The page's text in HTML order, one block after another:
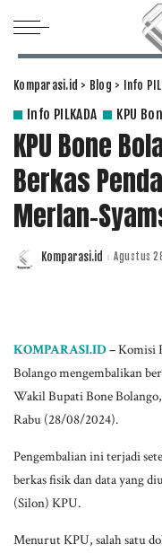
Komparasi.id > Blog > Info
Info PILKADA KPU
KPU Bone
Berkas
Merlan-
Posted
Komparasi.id Agustus
KOMPARASI.ID–Komisi
Bolango mengembalikan
Wakil Bupati Bone
Rabu (28/08/2024).
Pengembalian ini terjadi
berkas fisik dan data yang
(Silon) KPU.
Menurut KPU, salah satu